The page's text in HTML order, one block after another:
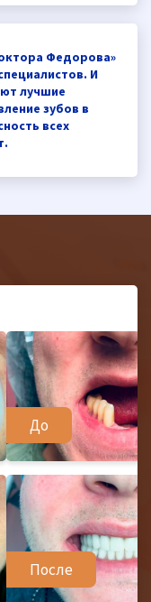
Федорова»
И
лучшие
зубов в
всех
До
После